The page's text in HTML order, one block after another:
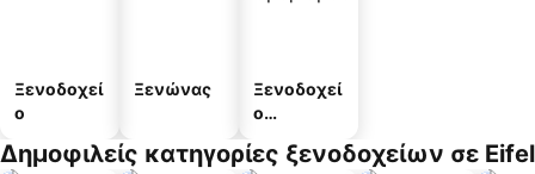
Ξενοδοχεί
ο
Ξενώνας
Ξενοδοχεί
ο
άτων
Δημοφιλείς κατηγορίες ξενοδοχείων σε Eifel